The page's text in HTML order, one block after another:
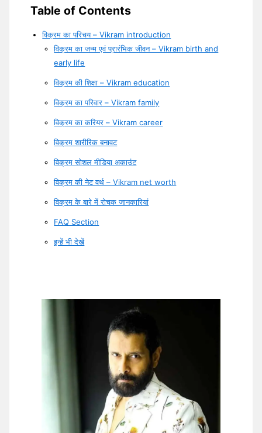
Table of Contents
विक्रम का परिचय – Vikram introduction
विक्रम का जन्म एवं प्रारंभिक जीवन – Vikram birth and
early life
विक्रम की शिक्षा – Vikram education
विक्रम का परिवार – Vikram family
विक्रम का करियर – Vikram career
विक्रम शारीरिक बनावट
विक्रम सोशल मीडिया अकाउंट
विक्रम की नेट वर्थ – Vikram net worth
विक्रम के बारे में रोचक जानकारियां
FAQ Section
इन्हें भी देखें